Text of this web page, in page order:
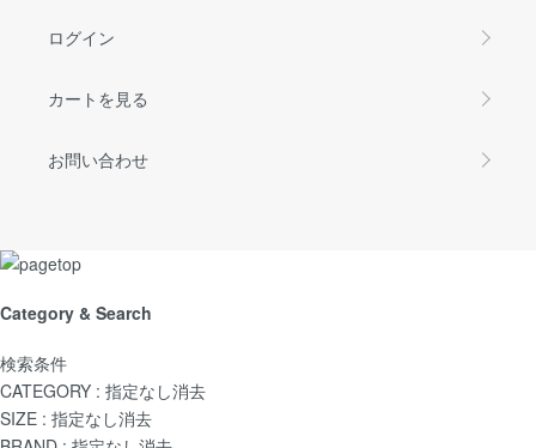
ログイン
カートを見る
お問い合わせ
Category & Search
検索条件
CATEGORY : 指定なし消去
SIZE : 指定なし消去